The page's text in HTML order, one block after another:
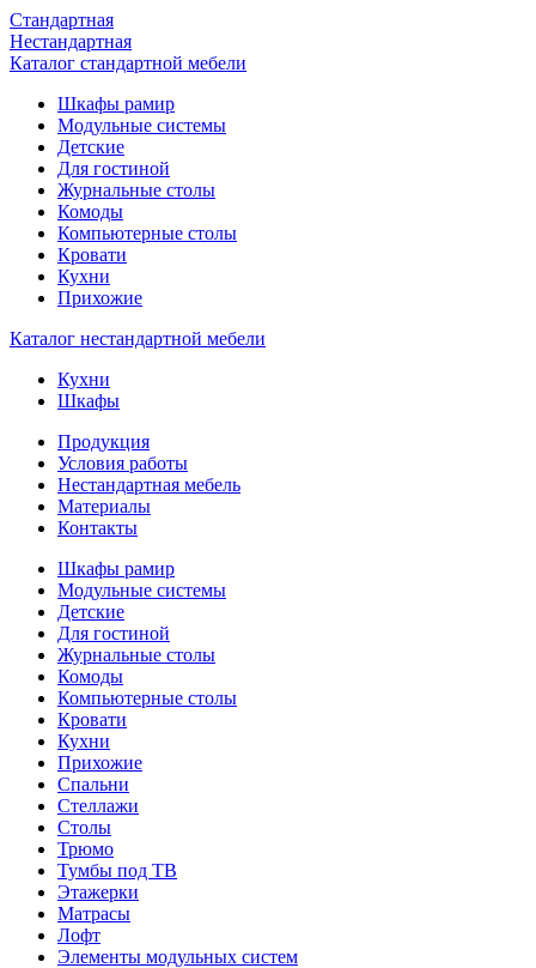
Стандартная
Нестандартная
Каталог стандартной мебели
Шкафы рамир
Модульные системы
Детские
Для гостиной
Журнальные столы
Комоды
Компьютерные столы
Кровати
Кухни
Прихожие
Каталог нестандартной мебели
Кухни
Шкафы
Продукция
Условия работы
Нестандартная мебель
Материалы
Контакты
Шкафы рамир
Модульные системы
Детские
Для гостиной
Журнальные столы
Комоды
Компьютерные столы
Кровати
Кухни
Прихожие
Спальни
Стеллажи
Столы
Трюмо
Тумбы под ТВ
Этажерки
Матрасы
Лофт
Элементы модульных систем